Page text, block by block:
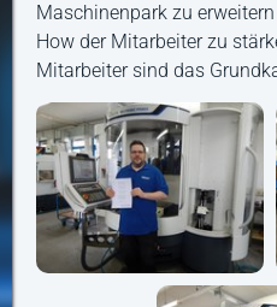
Maschinenpark zu
How der Mitarbeiter zu
Mitarbeiter sind das